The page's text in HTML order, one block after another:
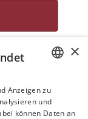
1573 933272
ENGLISH
×
Anzeigen zu
und
können Daten an